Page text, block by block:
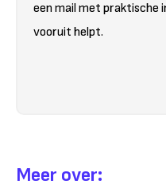
een mail met praktische
vooruit helpt.
Meer over: